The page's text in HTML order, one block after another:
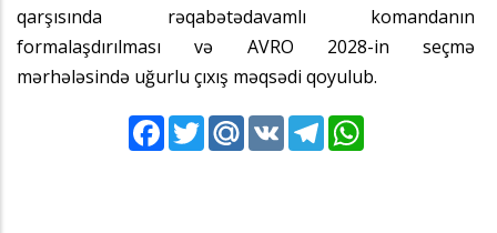
qarşısında rəqabətədavamlı komandanın
formalaşdırılması və AVRO 2028-in seçmə
mərhələsində uğurlu çıxış məqsədi qoyulub.
FacebookTwitterMail.RuVK Telegram